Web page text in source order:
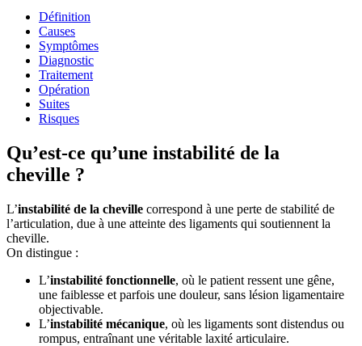
Définition
Causes
Symptômes
Diagnostic
Traitement
Opération
Suites
Risques
Qu’est-ce qu’une instabilité de la
cheville ?
L’instabilité de la cheville correspond à une perte de stabilité de
l’articulation, due à une atteinte des ligaments qui soutiennent la
cheville.
On distingue :
L’instabilité fonctionnelle, où le patient ressent une gêne,
une faiblesse et parfois une douleur, sans lésion ligamentaire
objectivable.
L’instabilité mécanique, où les ligaments sont distendus ou
rompus, entraînant une véritable laxité articulaire.